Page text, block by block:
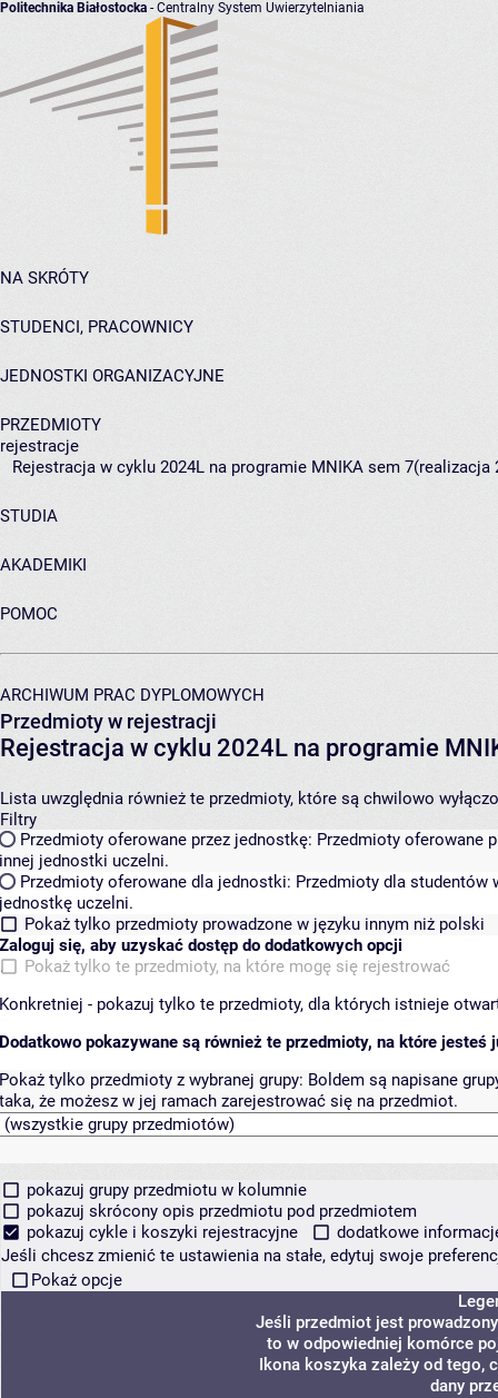
Politechnika Białostocka - Centralny System Uwierzytelniania
NA SKRÓTY
STUDENCI, PRACOWNICY
JEDNOSTKI ORGANIZACYJNE
PRZEDMIOTY
rejestracje
Rejestracja w cyklu 2024L na programie MNIKA sem 7(realizacja
STUDIA
AKADEMIKI
POMOC
ARCHIWUM PRAC DYPLOMOWYCH
Przedmioty w rejestracji
Rejestracja w cyklu 2024L na programie
Lista uwzględnia również te przedmioty, które są chwilowo
Filtry
Przedmioty oferowane przez jednostkę: Przedmioty oferowane
innej jednostki uczelni.
Przedmioty oferowane dla jednostki: Przedmioty dla studentów
jednostkę uczelni.
Pokaż tylko przedmioty prowadzone w języku innym niż polski
Zaloguj się, aby uzyskać dostęp do dodatkowych opcji
Pokaż tylko te przedmioty, na które mogę się rejestrować
Konkretniej - pokazuj tylko te przedmioty, dla których istnieje
Dodatkowo pokazywane są również te przedmioty, na które jesteś
Pokaż tylko przedmioty z wybranej grupy: Boldem są napisane
taka, że możesz w jej ramach zarejestrować się na przedmiot.
pokazuj grupy przedmiotu w kolumnie
pokazuj skrócony opis przedmiotu pod przedmiotem
pokazuj cykle i koszyki rejestracyjne
dodatkowe
Jeśli chcesz zmienić te ustawienia na stałe, edytuj swoje
Pokaż opcje
Jeśli przedmiot jest
to w odpowiedniej komórce
Ikona koszyka zależy od tego,
dany